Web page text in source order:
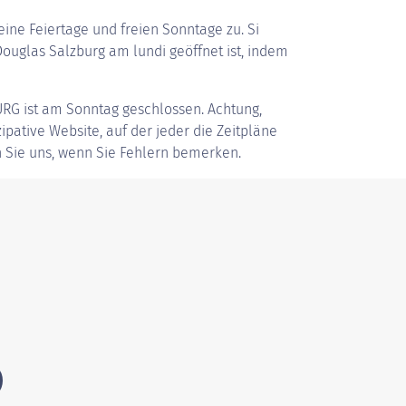
Feiertage und freien Sonntage zu. Si
Salzburg am lundi geöffnet ist, indem
ist am Sonntag geschlossen. Achtung,
Website, auf der jeder die Zeitpläne
uns, wenn Sie Fehlern bemerken.